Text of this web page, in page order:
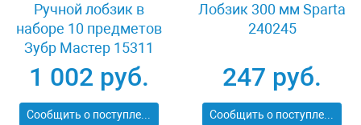
Ручной лобзик в
наборе 10 предметов
Зубр Мастер 15311
1 002 руб.
Сообщить о поступлении
Лобзик 300 мм Sparta
240245
247 руб.
Сообщить о поступлении